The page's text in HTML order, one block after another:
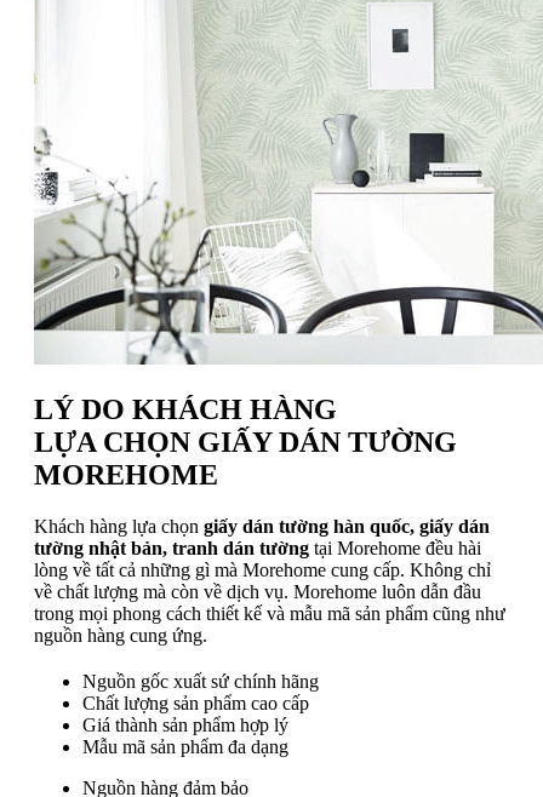
LÝ DO KHÁCH HÀNG
LỰA CHỌN GIẤY DÁN TƯỜNG
MOREHOME
Khách hàng lựa chọn giấy dán tường hàn quốc, giấy dán
tường nhật bản, tranh dán tường tại Morehome đều hài
lòng về tất cả những gì mà Morehome cung cấp. Không chỉ
về chất lượng mà còn về dịch vụ. Morehome luôn dẫn đầu
trong mọi phong cách thiết kế và mẫu mã sản phẩm cũng như
nguồn hàng cung ứng.
Nguồn gốc xuất sứ chính hãng
Chất lượng sản phẩm cao cấp
Giá thành sản phẩm hợp lý
Mẫu mã sản phẩm đa dạng
Nguồn hàng đảm bảo